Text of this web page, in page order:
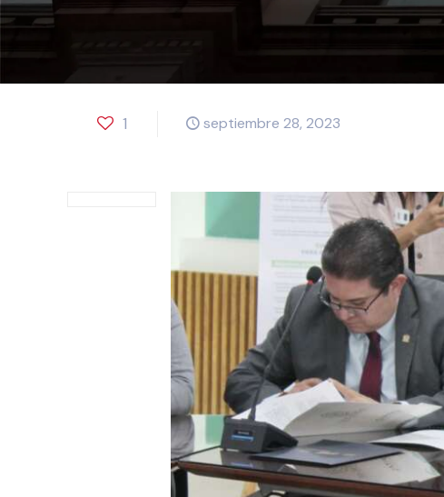
1 septiembre 28, 2023